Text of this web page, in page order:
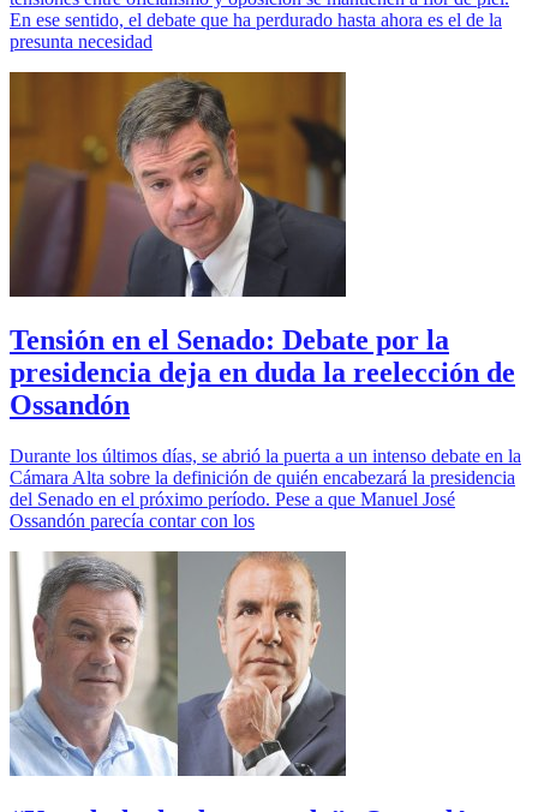
En ese sentido, el debate que ha perdurado hasta ahora es el de la
presunta necesidad
Tensión en el Senado: Debate por la
presidencia deja en duda la reelección de
Ossandón
Durante los últimos días, se abrió la puerta a un intenso debate en la
Cámara Alta sobre la definición de quién encabezará la presidencia
del Senado en el próximo período. Pese a que Manuel José
Ossandón parecía contar con los